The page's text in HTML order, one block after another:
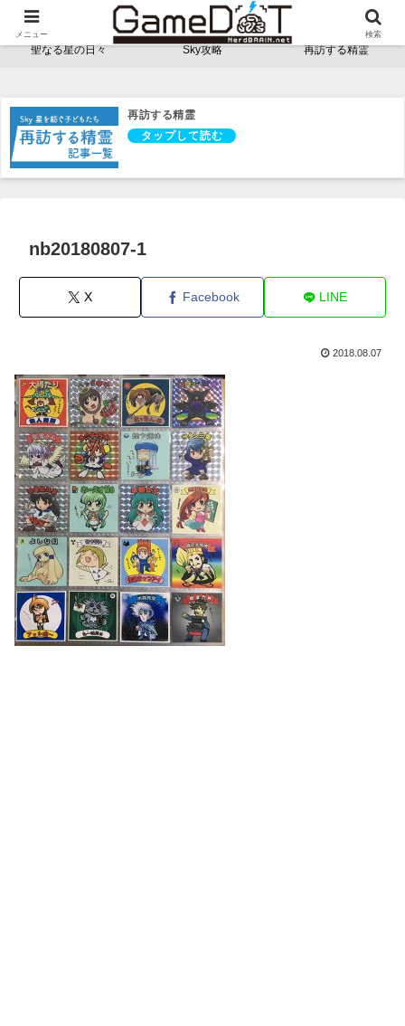
NerdBRAINゲーム支部 - ゲームドット -
聖なる星の日々 Sky攻略 再訪する精霊
再訪する精霊
nb20180807-1
X Facebook LINE
2018.08.07
メニュー 検索